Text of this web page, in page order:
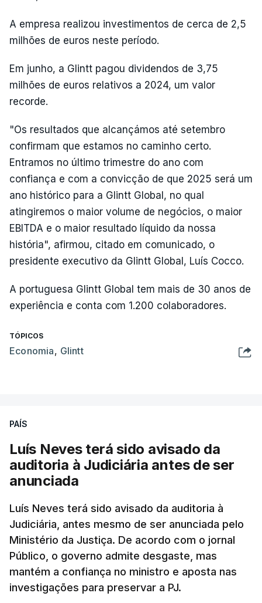
A empresa realizou investimentos de cerca de 2,5
milhões de euros neste período.
Em junho, a Glintt pagou dividendos de 3,75
milhões de euros relativos a 2024, um valor
recorde.
"Os resultados que alcançámos até setembro
confirmam que estamos no caminho certo.
Entramos no último trimestre do ano com
confiança e com a convicção de que 2025 será um
ano histórico para a Glintt Global, no qual
atingiremos o maior volume de negócios, o maior
EBITDA e o maior resultado líquido da nossa
história", afirmou, citado em comunicado, o
presidente executivo da Glintt Global, Luís Cocco.
A portuguesa Glintt Global tem mais de 30 anos de
experiência e conta com 1.200 colaboradores.
TÓPICOS
Economia, Glintt
PAÍS
Luís Neves terá sido avisado da
auditoria à Judiciária antes de ser
anunciada
Luís Neves terá sido avisado da auditoria à
Judiciária, antes mesmo de ser anunciada pelo
Ministério da Justiça. De acordo com o jornal
Público, o governo admite desgaste, mas
mantém a confiança no ministro e aposta nas
investigações para preservar a PJ.